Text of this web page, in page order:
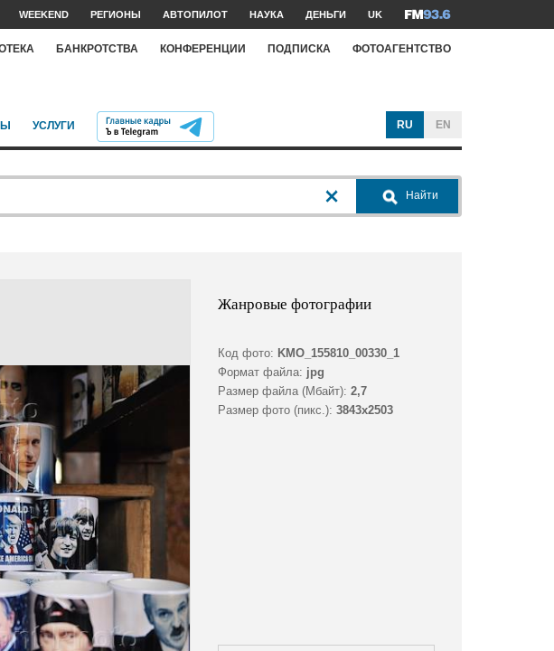
WEEKEND РЕГИОНЫ АВТОПИЛОТ НАУКА ДЕНЬГИ UK
БАНКРОТСТВА КОНФЕРЕНЦИИ ПОДПИСКА ФОТОАГЕНТСТВО
УСЛУГИ RU EN
Найти
Жанровые фотографии
Код фото: KMO_155810_00330_1
Формат файла: jpg
Размер файла (Мбайт): 2,7
Размер фото (пикс.): 3843x2503